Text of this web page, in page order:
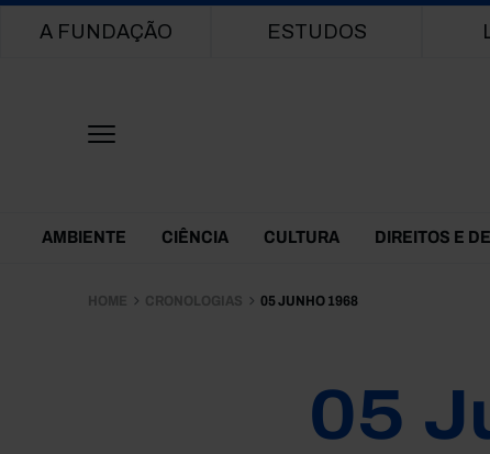
Main navigation
A FUNDAÇÃO ESTUDOS
Themes Menu
AMBIENTE CIÊNCIA CULTURA DIREITOS E
HOME CRONOLOGIAS 05 JUNHO 1968
05